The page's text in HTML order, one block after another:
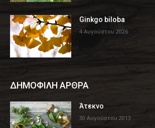
Ginkgo biloba
4 Αυγούστου 2026
ΔΗΜΟΦΙΛΗ ΑΡΘΡΑ
Άτεκνο
30 Αυγούστου 2013